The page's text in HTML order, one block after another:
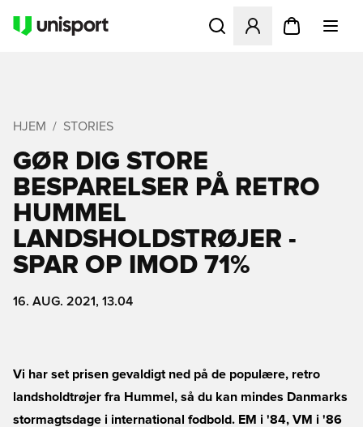
Åbner en Modal til at
HJEM STORIES
GØR DIG STORE
BESPARELSER PÅ RETRO
HUMMEL
LANDSHOLDSTRØJER -
SPAR OP IMOD 71%
16. AUG. 2021, 13.04
Vi har set prisen gevaldigt ned på de populære, retro
landsholdtrøjer fra Hummel, så du kan mindes Danmarks
stormagtsdage i international fodbold. EM i '84, VM i '86